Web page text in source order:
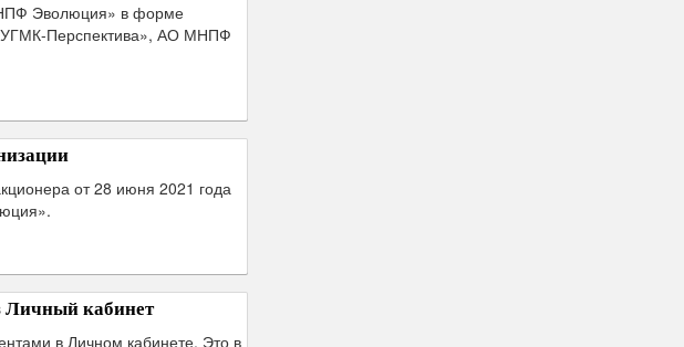
Эволюция» в форме
Перспектива», АО МНПФ
от 28 июня 2021 года
Личный кабинет
в Личном кабинете. Это в